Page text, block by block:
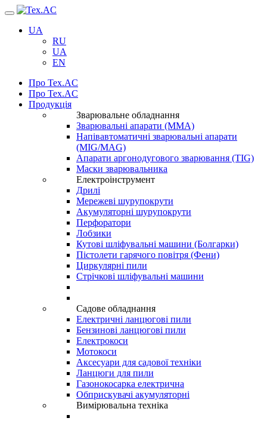
Навігація
UA
RU
UA
EN
Про Tex.AC
Про Tex.AC
Продукція
Зварювальне обладнання
Зварювальні апарати (ММА)
Напівавтоматичні зварювальні апарати
(MIG/MAG)
Апарати аргонодугового зварювання (TIG)
Маски зварювальника
Електроінструмент
Дрилі
Мережеві шурупокрути
Акумуляторні шурупокрути
Перфоратори
Лобзики
Кутові шліфувальні машини (Болгарки)
Пістолети гарячого повітря (Фени)
Циркулярні пили
Стрічкові шліфувальні машини
Садове обладнання
Електричні ланцюгові пили
Бензинові ланцюгові пили
Електрокоси
Мотокоси
Аксесуари для садової техніки
Ланцюги для пили
Газонокосарка електрична
Обприскувачі акумуляторні
Вимірювальна техніка